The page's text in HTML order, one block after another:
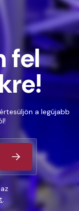
fel
a legújabb
.